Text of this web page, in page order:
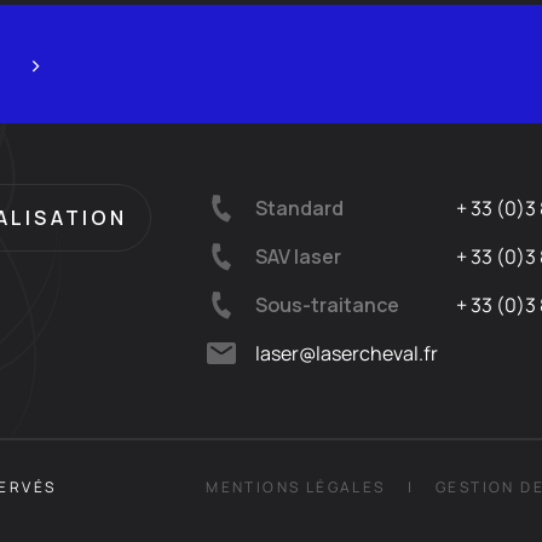
vos paramètres de confidentialité, en
Standard
+ 33 (0)3
SAV laser
+ 33 (0)3
Sous-traitance
+ 33 (0)3
laser@lasercheval.fr
MENTIONS LÉGALES GESTION